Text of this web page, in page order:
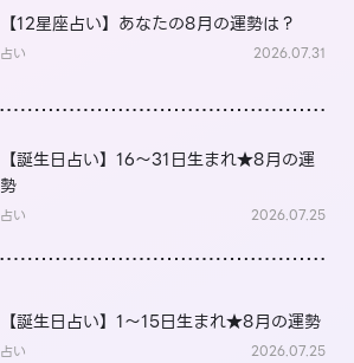
【12星座占い】あなたの8月の運勢は？
占い 2026.07.31
【誕生日占い】16～31日生まれ★8月の運
勢
占い 2026.07.25
【誕生日占い】1～15日生まれ★8月の運勢
占い 2026.07.25